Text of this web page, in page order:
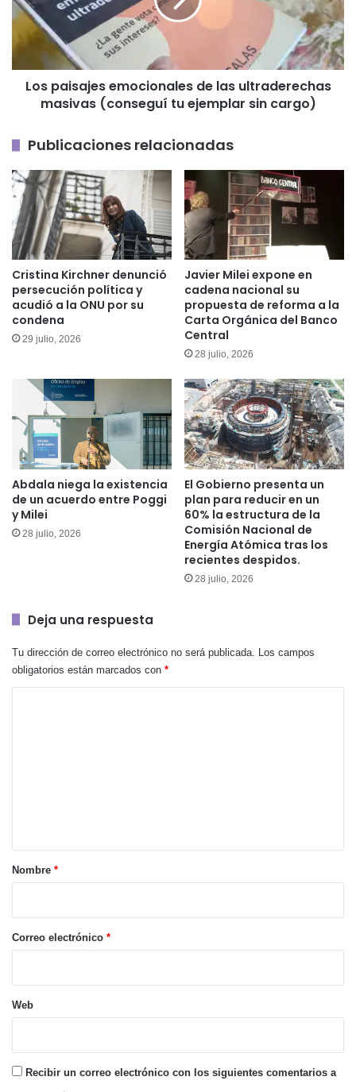
ultraderechas
masivas
(conseguí
tu
ejemplar
Los paisajes emocionales de las ultraderechas
masivas (conseguí tu ejemplar sin cargo)
Publicaciones relacionadas
Cristina Kirchner denunció
persecución política y
acudió a la ONU por su
condena
29 julio, 2026
Javier Milei expone en
cadena nacional su
propuesta de reforma a la
Carta Orgánica del Banco
Central
28 julio, 2026
Abdala niega la existencia
de un acuerdo entre Poggi
y Milei
28 julio, 2026
El Gobierno presenta un
plan para reducir en un
60% la estructura de la
Comisión Nacional de
Energía Atómica tras los
recientes despidos.
28 julio, 2026
Deja una respuesta
Tu dirección de correo electrónico no será publicada.
Los campos
obligatorios están marcados con *
r
*
Nombre *
Correo electrónico *
Web
Recibir un correo electrónico con los siguientes comentarios a